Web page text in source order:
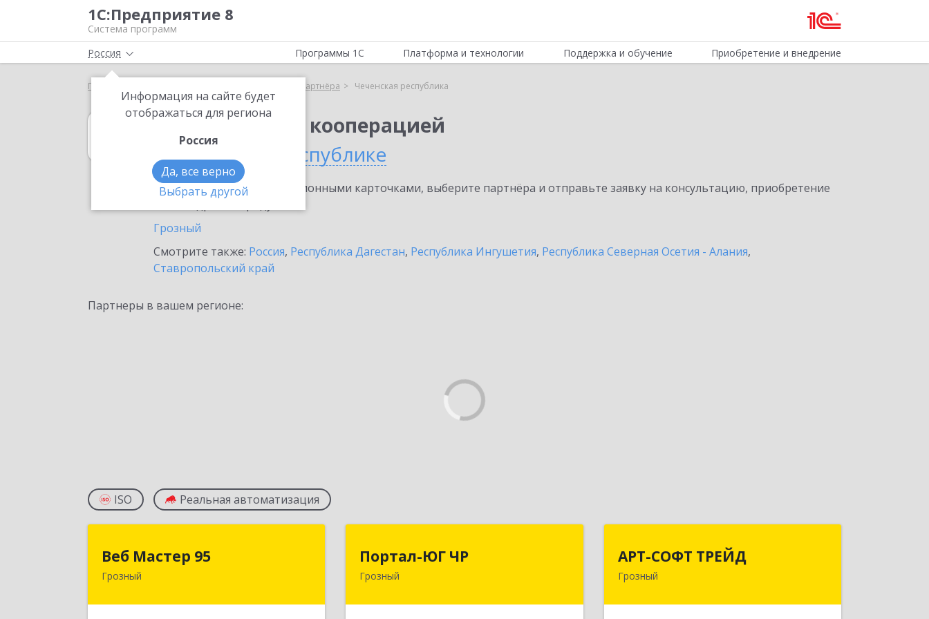
1С:Предприятие 8
Система программ
Россия
Информация на сайте будет
отображаться для региона
Россия
Да, все верно
Выбрать другой
Программы 1С Платформа и технологии Поддержка и обучение Приобретение и внедрение
Главная Выбор партнёра Чеченская республика
1С:Управление кооперацией
в Чеченской республике
Ознакомьтесь с информационными карточками, выберите партнёра и отправьте заявку на консультацию, приобретение
Грозный
Смотрите также: Россия, Республика Дагестан, Республика Ингушетия, Республика Северная Осетия - Алания,
Ставропольский край
Партнеры в вашем регионе:
ISO Реальная автоматизация
Веб Мастер 95
Грозный364050, Чеченская Респ, Грозный г,
Портал-ЮГ ЧР
Грозный364906, Чеченская Респ, Грозный г,
АРТ-СОФТ ТРЕЙД
Грозный
АРТ-СОФТ ТРЕЙД
364013, Чеченская Респ, Грозный г,